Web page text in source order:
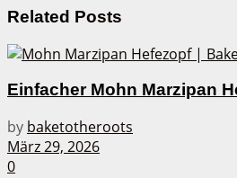
Related Posts
Einfacher Mohn Marzipan
by baketotheroots
März 29, 2026
0